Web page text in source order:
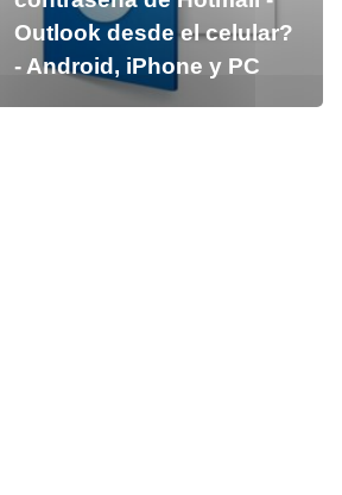
Outlook desde el celular?
- Android, iPhone y PC